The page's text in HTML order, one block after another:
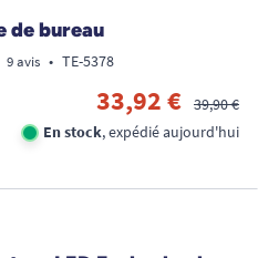
de bureau
9 avis • TE-5378
33,92 €
39,90 €
En stock, expédié aujourd'hui